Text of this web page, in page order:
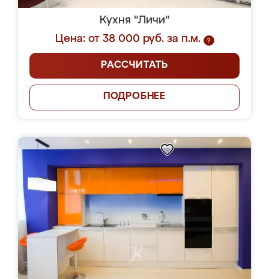
Кухня "Личи"
Цена: от 38 000 руб. за п.м.
?
РАССЧИТАТЬ
ПОДРОБНЕЕ